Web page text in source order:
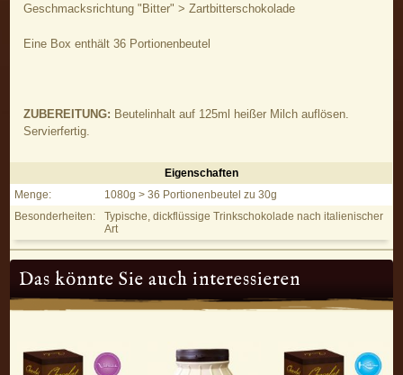
Geschmacksrichtung "Bitter" > Zartbitterschokolade
Eine Box enthält 36 Portionenbeutel
ZUBEREITUNG: Beutelinhalt auf 125ml heißer Milch auflösen.
Servierfertig.
Hot Chocolate Bitter - Eigenschaften
Eigenschaften
Menge:
1080g > 36 Portionenbeutel zu 30g
Besonderheiten:
Typische, dickflüssige Trinkschokolade nach italienischer
Art
Das könnte Sie auch interessieren